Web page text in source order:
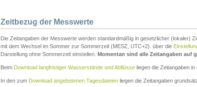
Zeitbezug der Messwerte
Die Zeitangaben der Messwerte werden standardmäßig in gesetzlicher (lokaler)
mit dem Wechsel im Sommer zur Sommerzeit (MESZ, UTC+2). über die
Darstellung ohne Sommerzeit einstellen. Momentan sind alle Zeitangaben auf
Beim Download langfristiger Wasserstände und Abflüsse liegen die Zeitangaben
In den zum Download angebotenen Tagesdateien liegen die Zeitangaben